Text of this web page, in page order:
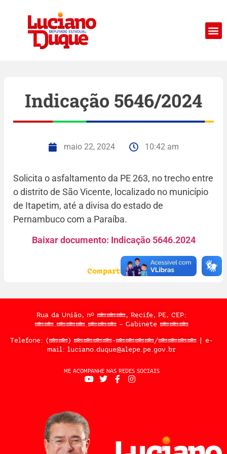
Indicação 5646/2024
maio 22, 2024 10:42 am
Solicita o asfaltamento da PE 263, no trecho entre
o distrito de São Vicente, localizado no município
de Itapetim, até a divisa do estado de
Pernambuco com a Paraíba.
Baixar documento: Indicação 5646.2024
Compartilhe:
Rua da União, nº 397, Recife, PE, CEP:
50.050.909 – Gabinete 302
Telefone: (81) 3183-2467/2324 | e-
mail: luciano.duque@alepe.pe.gov.br
ME ACOMPANHE NAS REDES SOCIAIS